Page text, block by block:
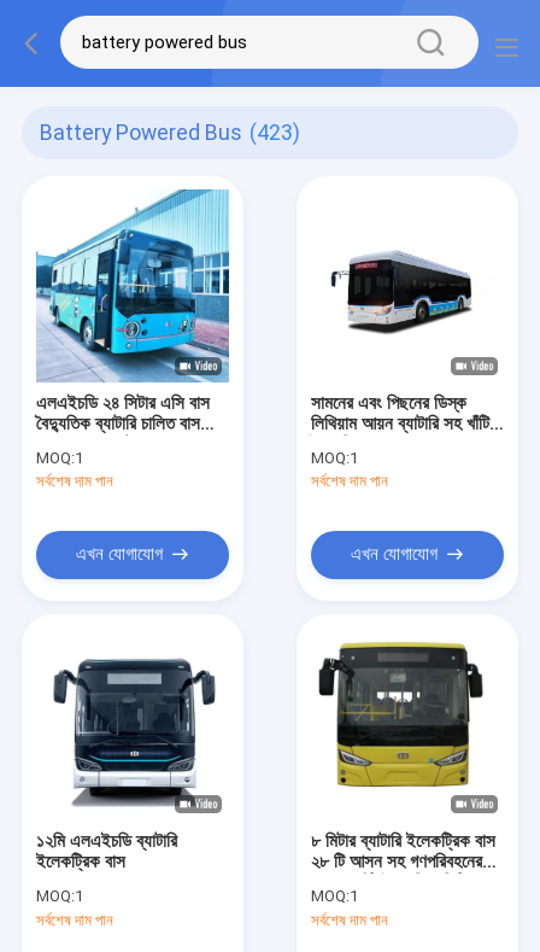
Battery Powered Bus (423)
এলএইচডি ২৪ সিটার এসি বাস
বৈদ্যুতিক ব্যাটারি চালিত বাস
MOQ:1
সর্বশেষ দাম পান
এখন যোগাযোগ
সামনের এবং পিছনের ডিস্ক
লিথিয়াম আয়ন ব্যাটারি সহ খাঁটি
ব্যাটারি শক্তি
MOQ:1
সর্বশেষ দাম পান
এখন যোগাযোগ
১২মি এলএইচডি ব্যাটারি
ইলেকট্রিক বাস
MOQ:1
সর্বশেষ দাম পান
৮ মিটার ব্যাটারি ইলেকট্রিক বাস
২৮ টি আসন সহ গণপরিবহনের
MOQ:1
সর্বশেষ দাম পান